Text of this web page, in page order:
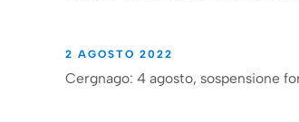
2 AGOSTO 2022
Cergnago: 4 agosto, sospensione